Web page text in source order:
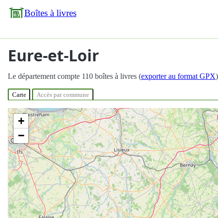
Boîtes à livres
Eure-et-Loir
Le département compte 110 boîtes à livres (exporter au format GPX
Carte Accès par commune
+
−